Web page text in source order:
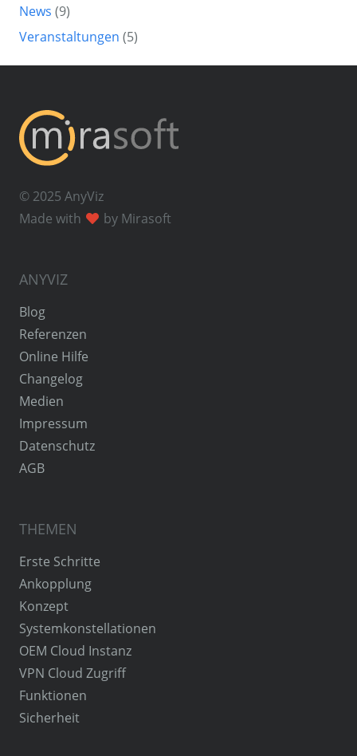
News (9)
Veranstaltungen (5)
© 2025 AnyViz
Made with
by Mirasoft
ANYVIZ
Blog
Referenzen
Online Hilfe
Changelog
Medien
Impressum
Datenschutz
AGB
THEMEN
Erste Schritte
Ankopplung
Konzept
Systemkonstellationen
OEM Cloud Instanz
VPN Cloud Zugriff
Funktionen
Sicherheit